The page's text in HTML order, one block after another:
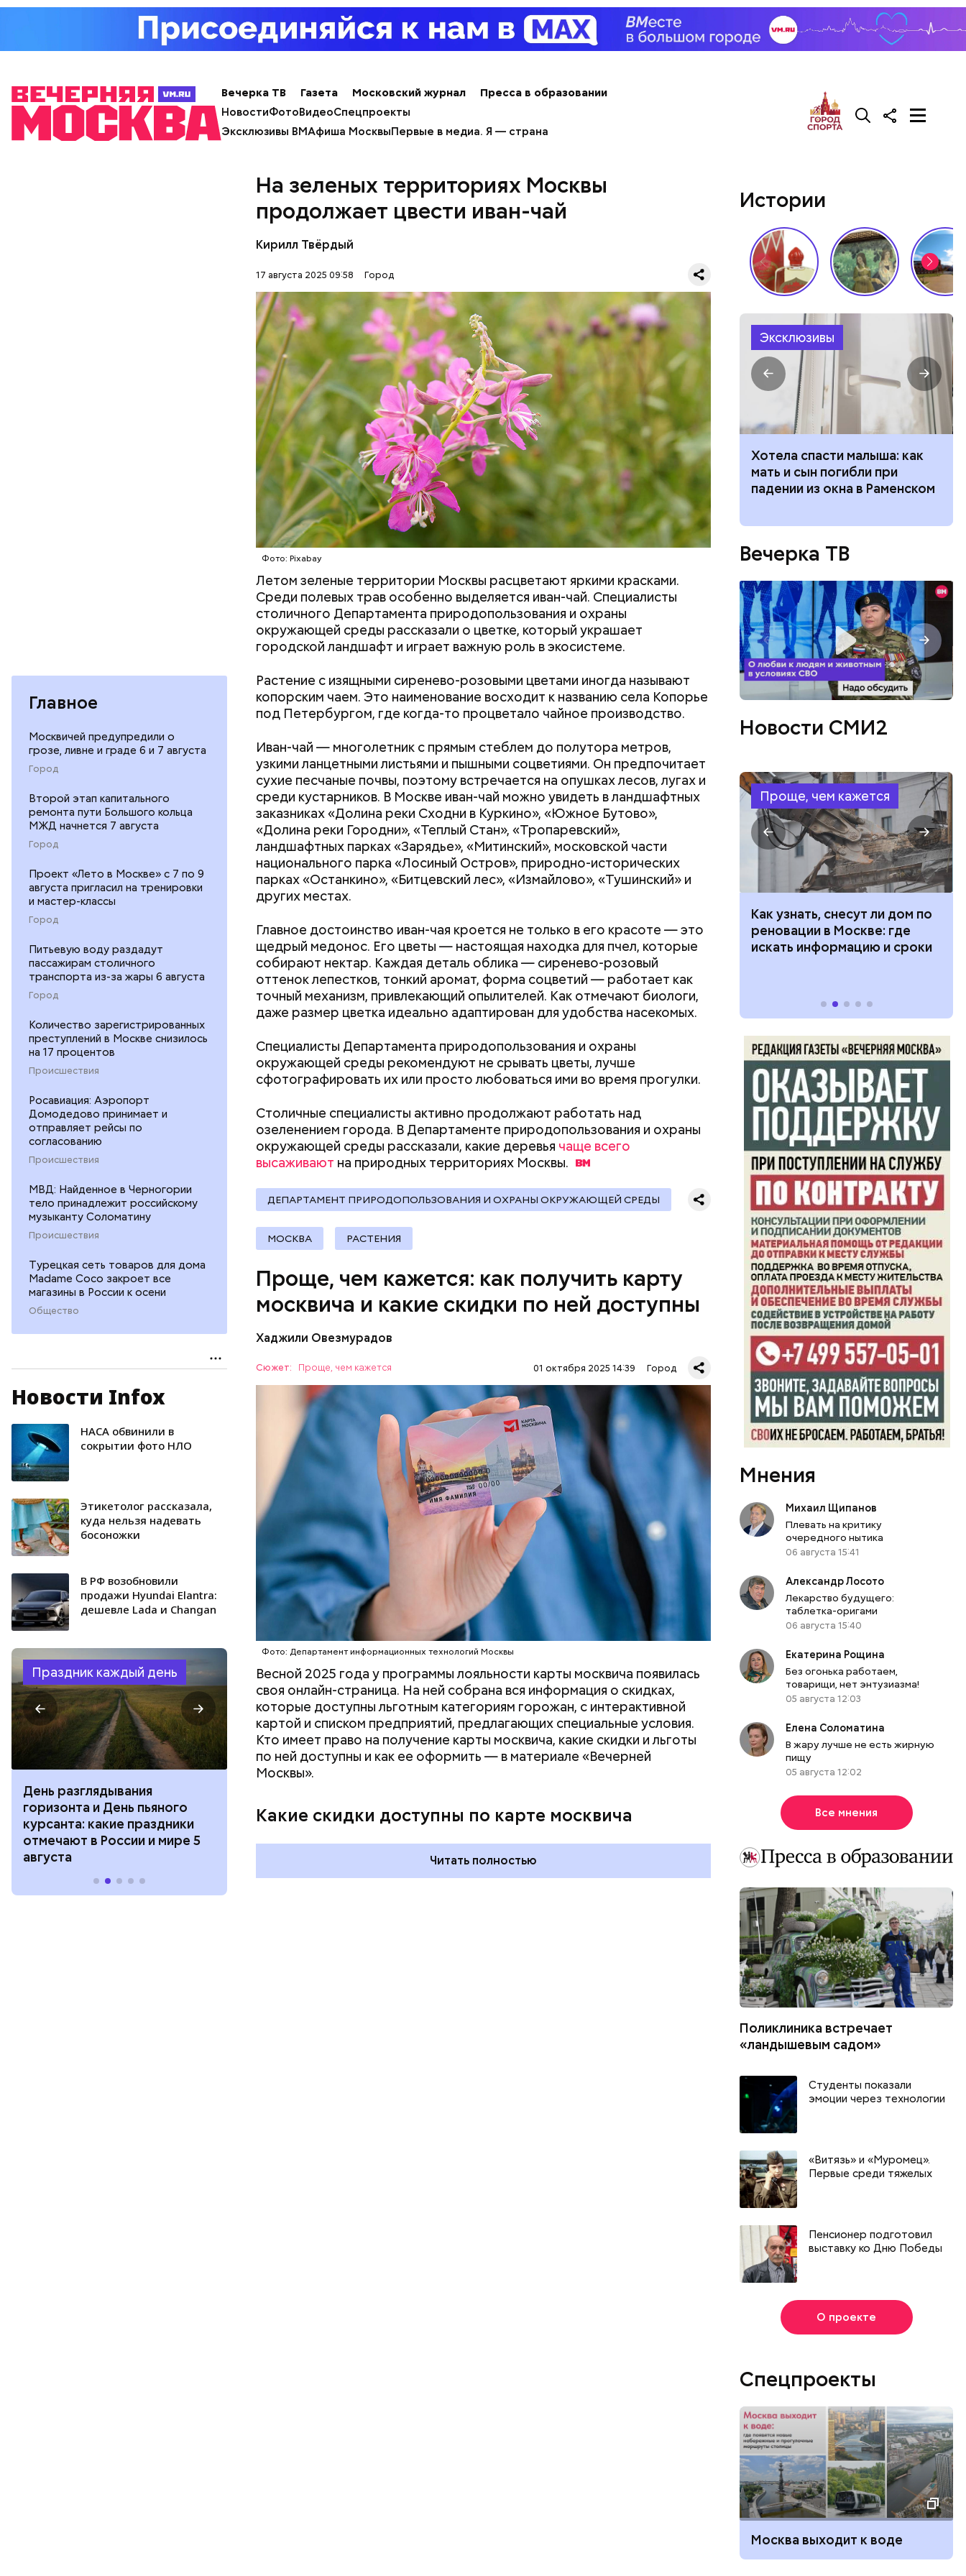
Вечерка ТВ Газета Московский журнал
Пресса в образовании
НовостиФотоВидеоСпецпроекты
Эксклюзивы ВМАфиша МосквыПервые в медиа. Я — страна
Главное
Москвичей предупредили о
грозе, ливне и граде 6 и 7 августа
Город
Второй этап капитального
ремонта пути Большого кольца
МЖД начнется 7 августа
Город
Проект «Лето в Москве» с 7 по 9
августа пригласил на тренировки
и мастер-классы
Город
Питьевую воду раздадут
пассажирам столичного
транспорта из-за жары 6 августа
Город
Количество зарегистрированных
преступлений в Москве снизилось
на 17 процентов
Происшествия
Росавиация: Аэропорт
Домодедово принимает и
отправляет рейсы по
согласованию
Происшествия
МВД: Найденное в Черногории
тело принадлежит российскому
музыканту Соломатину
Происшествия
Турецкая сеть товаров для дома
Madame Coco закроет все
магазины в России к осени
Общество
Новости Infox
НАСА обвинили в
сокрытии фото НЛО
Этикетолог рассказала,
куда нельзя надевать
босоножки
В РФ возобновили
продажи Hyundai Elantra:
дешевле Lada и Changan
Праздник каждый день
День разглядывания
горизонта и День пьяного
курсанта: какие праздники
отмечают в России и мире 5
августа
День шампанского: какие
праздники отмечают в России
и мире 4 августа
отмечают в России и мире 3
августа
подоконниках: какие
праздники отмечают в России
и мире 2 августа
и
и мире 6
На зеленых территориях Москвы
продолжает цвести иван-чай
Кирилл Твёрдый
17 августа 2025 09:58 Город
Фото: Pixabay
Летом зеленые территории Москвы расцветают яркими красками.
Среди полевых трав особенно выделяется иван-чай. Специалисты
столичного Департамента природопользования и охраны
окружающей среды рассказали о цветке, который украшает
городской ландшафт и играет важную роль в экосистеме.
Растение с изящными сиренево-розовыми цветами иногда называют
копорским чаем. Это наименование восходит к названию села Копорье
под Петербургом, где когда-то процветало чайное производство.
Иван-чай — многолетник с прямым стеблем до полутора метров,
узкими ланцетными листьями и пышными соцветиями. Он предпочитает
сухие песчаные почвы, поэтому встречается на опушках лесов, лугах и
среди кустарников. В Москве иван-чай можно увидеть в ландшафтных
заказниках «Долина реки Сходни в Куркино», «Южное Бутово»,
«Долина реки Городни», «Теплый Стан», «Тропаревский»,
ландшафтных парках «Зарядье», «Митинский», московской части
национального парка «Лосиный Остров», природно-исторических
парках «Останкино», «Битцевский лес», «Измайлово», «Тушинский» и
других местах.
Главное достоинство иван-чая кроется не только в его красоте — это
щедрый медонос. Его цветы — настоящая находка для пчел, которые
собирают нектар. Каждая деталь облика — сиренево-розовый
оттенок лепестков, тонкий аромат, форма соцветий — работает как
точный механизм, привлекающий опылителей. Как отмечают биологи,
даже размер цветка идеально адаптирован для удобства насекомых.
Специалисты Департамента природопользования и охраны
окружающей среды рекомендуют не срывать цветы, лучше
сфотографировать их или просто любоваться ими во время прогулки.
Столичные специалисты активно продолжают работать над
озеленением города. В Департаменте природопользования и охраны
окружающей среды рассказали, какие деревья чаще всего
высаживают на природных территориях Москвы.
ДЕПАРТАМЕНТ ПРИРОДОПОЛЬЗОВАНИЯ И ОХРАНЫ ОКРУЖАЮЩЕЙ СРЕДЫ
МОСКВА РАСТЕНИЯ
Проще, чем кажется: как получить карту
москвича и какие скидки по ней доступны
Хаджили Овезмурадов
Сюжет: Проще, чем кажется 01 октября 2025 14:39 Город
Фото: Департамент информационных технологий Москвы
Весной 2025 года у программы лояльности карты москвича появилась
своя онлайн-страница. На ней собрана вся информация о скидках,
которые доступны льготным категориям горожан, с интерактивной
картой и списком предприятий, предлагающих специальные условия.
Кто имеет право на получение карты москвича, какие скидки и льготы
по ней доступны и как ее оформить — в материале «Вечерней
Москвы».
Какие скидки доступны по карте москвича
Скидки по карте москвича доступны в следующих категориях:
скидки для автовладельцев (заправки, мойки и так далее);
аптеки;
бытовые услуги;
ветеринария и зоотовары;
детские товары;
досуг и развлечения;
кафе и рестораны;
медицина (частные клиники);
образование (курсы и учебные центры);
одежда;
оптика;
парфюмерия и косметика;
продукты питания (супермаркеты, магазины у дома);
спортивные магазины;
страхование, право и финансы;
бытовая техника и электроника;
товары для дома;
Как найти информацию о льготах и скидках
На главной странице сайтаkarta.mos.ruможно найти тематические
подборки скидок и самые выгодные предложения, которые доступны
на данный момент.
В разделе «Каталог» представлены все предложения партнеров. В нем
можно включить сортировку по типам льготы, интересующим товарам
Читать полностью
ПОРТАЛ MOS.RU МОСКВА ЛЬГОТЫ
Истории
Эксклюзивы
Салат, спагетти и блюдо по-
тайски: топ-5 рецептов из
кабачков
«Снизить градус опасности»:
когда в Москве начнется
гроза и закончится жара
Хотела спасти малыша: как
мать и сын погибли при
падении из окна в Раменском
Вечерка ТВ
Новости СМИ2
Проще, чем кажется
не получить штраф
рублей от государства при
трудной ситуации: кто может
претендовать и какие нужны
документы
Как узнать, снесут ли дом по
реновации в Москве: где
искать информацию и сроки
Мнения
Михаил Щипанов
Плевать на критику
очередного нытика
06 августа 15:41
Александр Лосото
Лекарство будущего:
таблетка-оригами
06 августа 15:40
Екатерина Рощина
Без огонька работаем,
товарищи, нет энтузиазма!
05 августа 12:03
Елена Соломатина
В жару лучше не есть жирную
пищу
05 августа 12:02
Все мнения
Поликлиника встречает
«ландышевым садом»
Студенты показали
эмоции через технологии
«Витязь» и «Муромец».
Первые среди тяжелых
Пенсионер подготовил
выставку ко Дню Победы
О проекте
Спецпроекты
Москва выходит к воде